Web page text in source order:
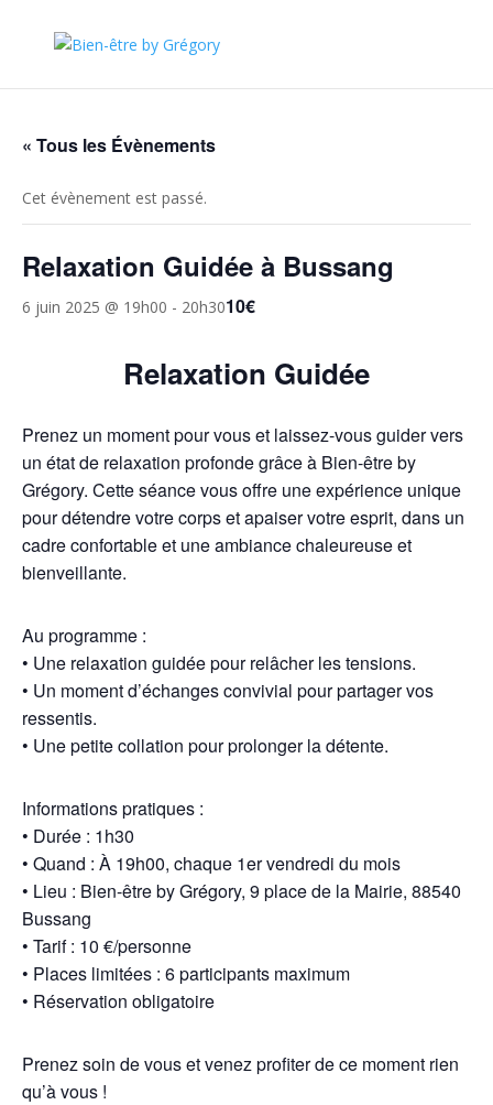
« Tous les Évènements
Cet évènement est passé.
Relaxation Guidée à Bussang
6 juin 2025 @ 19h00 - 20h3010€
Relaxation Guidée
Prenez un moment pour vous et laissez-vous guider vers
un état de relaxation profonde grâce à Bien-être by
Grégory. Cette séance vous offre une expérience unique
pour détendre votre corps et apaiser votre esprit, dans un
cadre confortable et une ambiance chaleureuse et
bienveillante.
Au programme :
• Une relaxation guidée pour relâcher les tensions.
• Un moment d’échanges convivial pour partager vos
ressentis.
• Une petite collation pour prolonger la détente.
Informations pratiques :
• Durée : 1h30
• Quand : À 19h00, chaque 1er vendredi du mois
• Lieu : Bien-être by Grégory, 9 place de la Mairie, 88540
Bussang
• Tarif : 10 €/personne
• Places limitées : 6 participants maximum
• Réservation obligatoire
Prenez soin de vous et venez profiter de ce moment rien
qu’à vous !